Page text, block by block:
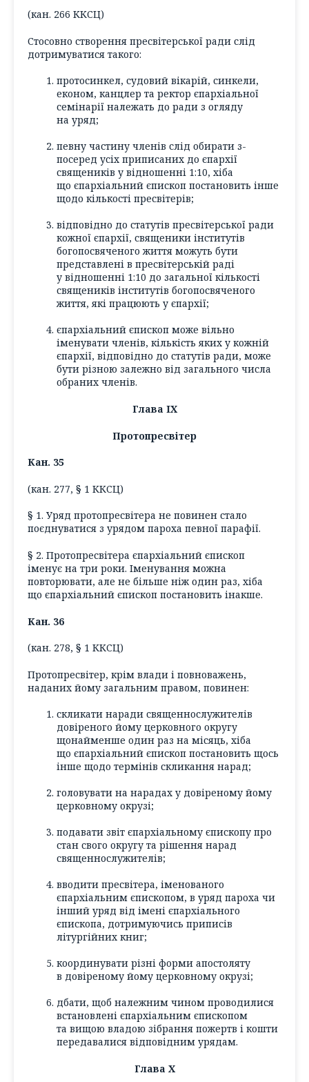
(кан. 266 ККСЦ)
Стосовно створення пресвітерської ради слід
дотримуватися такого:
протосинкел, судовий вікарій, синкели,
економ, канцлер та ректор єпархіальної
семінарії належать до ради з огляду
на уряд;
певну частину членів слід обирати з-
посеред усіх приписаних до єпархії
священиків у відношенні 1:10, хіба
що єпархіальний єпископ постановить інше
щодо кількості пресвітерів;
відповідно до статутів пресвітерської ради
кожної єпархії, священики інститутів
богопосвяченого життя можуть бути
представлені в пресвітерській раді
у відношенні 1:10 до загальної кількості
священиків інститутів богопосвяченого
життя, які працюють у єпархії;
єпархіальний єпископ може вільно
іменувати членів, кількість яких у кожній
єпархії, відповідно до статутів ради, може
бути різною залежно від загального числа
обраних членів.
Глава IX
Протопресвітер
Кан. 35
(кан. 277, § 1 ККСЦ)
§ 1. Уряд протопресвітера не повинен стало
поєднуватися з урядом пароха певної парафії.
§ 2. Протопресвітера єпархіальний єпископ
іменує на три роки. Іменування можна
повторювати, але не більше ніж один раз, хіба
що єпархіальний єпископ постановить інакше.
Кан. 36
(кан. 278, § 1 ККСЦ)
Протопресвітер, крім влади і повноважень,
наданих йому загальним правом, повинен:
скликати наради священнослужителів
довіреного йому церковного округу
щонайменше один раз на місяць, хіба
що єпархіальний єпископ постановить щось
інше щодо термінів скликання нарад;
головувати на нарадах у довіреному йому
церковному окрузі;
подавати звіт єпархіальному єпископу про
стан свого округу та рішення нарад
священнослужителів;
вводити пресвітера, іменованого
єпархіальним єпископом, в уряд пароха чи
інший уряд від імені єпархіального
єпископа, дотримуючись приписів
літургійних книг;
координувати різні форми апостоляту
в довіреному йому церковному окрузі;
дбати, щоб належним чином проводилися
встановлені єпархіальним єпископом
та вищою владою зібрання пожертв і кошти
передавалися відповідним урядам.
Глава X